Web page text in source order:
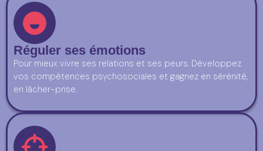
Réguler ses émotions
Pour mieux vivre ses relations et ses peurs. Développez
vos compétences psychosociales et gagnez en sérénité,
en lâcher-prise.